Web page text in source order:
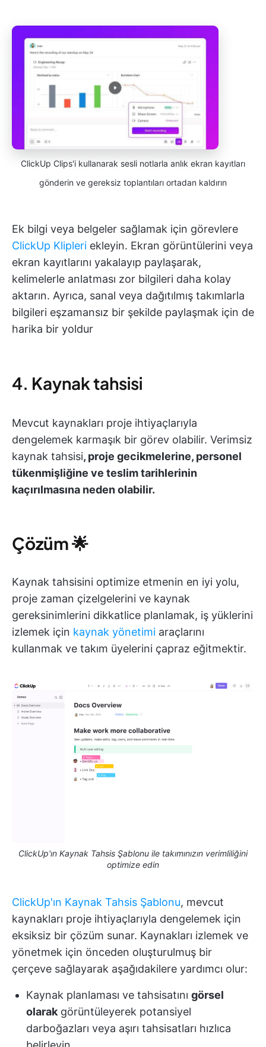
ClickUp Clips'i kullanarak sesli notlarla anlık ekran kayıtları
gönderin ve gereksiz toplantıları ortadan kaldırın
Ek bilgi veya belgeler sağlamak için görevlere
ClickUp Klipleri ekleyin. Ekran görüntülerini veya
ekran kayıtlarını yakalayıp paylaşarak,
kelimelerle anlatması zor bilgileri daha kolay
aktarın. Ayrıca, sanal veya dağıtılmış takımlarla
bilgileri eşzamansız bir şekilde paylaşmak için de
harika bir yoldur
4. Kaynak tahsisi
Mevcut kaynakları proje ihtiyaçlarıyla
dengelemek karmaşık bir görev olabilir. Verimsiz
kaynak tahsisi, proje gecikmelerine, personel
tükenmişliğine ve teslim tarihlerinin
kaçırılmasına neden olabilir.
Çözüm🌟
Kaynak tahsisini optimize etmenin en iyi yolu,
proje zaman çizelgelerini ve kaynak
gereksinimlerini dikkatlice planlamak, iş yüklerini
izlemek için kaynak yönetimi araçlarını
kullanmak ve takım üyelerini çapraz eğitmektir.
ClickUp'ın Kaynak Tahsis Şablonu ile takımınızın verimliliğini
optimize edin
ClickUp'ın Kaynak Tahsis Şablonu, mevcut
kaynakları proje ihtiyaçlarıyla dengelemek için
eksiksiz bir çözüm sunar. Kaynakları izlemek ve
yönetmek için önceden oluşturulmuş bir
çerçeve sağlayarak aşağıdakilere yardımcı olur:
Kaynak planlaması ve tahsisatını görsel
olarak görüntüleyerek potansiyel
darboğazları veya aşırı tahsisatları hızlıca